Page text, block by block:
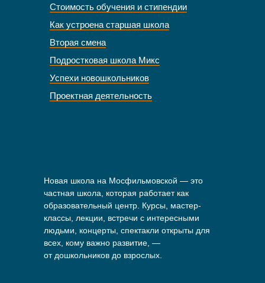
Новая школа на Мосфильмовской — это
частная школа, которая работает как
образовательный центр. Курсы, мастер-
классы, лекции, встречи с интересными
людьми, концерты, спектакли открыты для
всех, кому важно развитие, —
от дошкольников до взрослых.
Стоимость обучения и стипендии
Как устроена старшая школа
Вторая смена
Подростковая школа Микс
Успехи новошкольников
Проектная деятельность